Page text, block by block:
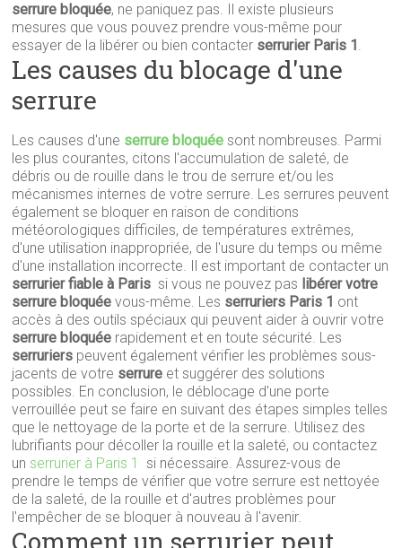
serrure bloquée, ne paniquez pas. Il existe plusieurs
mesures que vous pouvez prendre vous-même pour
essayer de la libérer ou bien contacter serrurier Paris 1.
Les causes du blocage d'une
serrure
Les causes d'une serrure bloquée sont nombreuses. Parmi
les plus courantes, citons l'accumulation de saleté, de
débris ou de rouille dans le trou de serrure et/ou les
mécanismes internes de votre serrure. Les serrures peuvent
également se bloquer en raison de conditions
météorologiques difficiles, de températures extrêmes,
d'une utilisation inappropriée, de l'usure du temps ou même
d'une installation incorrecte. Il est important de contacter un
serrurier fiable à Paris si vous ne pouvez pas libérer votre
serrure bloquéevous-même. Les serruriers Paris 1 ont
accès à des outils spéciaux qui peuvent aider à ouvrir votre
serrure bloquée rapidement et en toute sécurité. Les
serruriers peuvent également vérifier les problèmes sous-
jacents de votre serrure et suggérer des solutions
possibles. En conclusion, le déblocage d'une porte
verrouillée peut se faire en suivant des étapes simples telles
que le nettoyage de la porte et de la serrure. Utilisez des
lubrifiants pour décoller la rouille et la saleté, ou contactez
un serrurier à Paris 1
si nécessaire. Assurez-vous de
prendre le temps de vérifier que votre serrure est nettoyée
de la saleté, de la rouille et d'autres problèmes pour
l'empêcher de se bloquer à nouveau à l'avenir.
Comment un serrurier peut